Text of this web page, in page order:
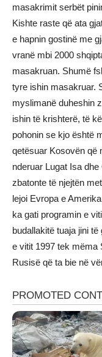
masakrimit serbët
Kishte raste që ata
e hapnin gostinë me
vranë mbi 2000
masakruan. Shumë
tyre ishin masakruar.
myslimanë duheshin
ishin të krishterë, të
pohonin se kjo është
qetësuar Kosovën që
nderuar Lugat Isa
zbatonte të njejtën
lejoi Evropa e
ka gati programin e
budallakitë tuaja jini
e vitit 1997 tek mëma
Rusisë që ta bie në